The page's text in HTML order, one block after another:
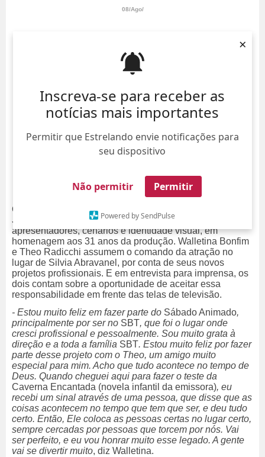
Inscreva-se para receber as
notícias mais importantes
Permitir que Estrelando envie notificações para
seu dispositivo
Não permitir Permitir
Powered by SendPulse
×
08/Ago/
O programa Sábado Animado
SBT
, inicia uma nova fase com mudanças nos
apresentadores, cenários e identidade visual, em
homenagem aos 31 anos da produção. Walletina Bonfim
e Theo Radicchi assumem o comando da atração no
lugar de Silvia Abravanel, por conta de seus novos
projetos profissionais. E em entrevista para imprensa, os
dois contam sobre a oportunidade de aceitar essa
responsabilidade em frente das telas de televisão.
- Estou muito feliz em fazer parte do Sábado Animado,
principalmente por ser no SBT, que foi o lugar onde
cresci profissional e pessoalmente. Sou muito grata à
direção e a toda a família SBT. Estou muito feliz por fazer
parte desse projeto com o Theo, um amigo muito
especial para mim. Acho que tudo acontece no tempo de
Deus. Quando cheguei aqui para fazer o teste da
Caverna Encantada (novela infantil da emissora), eu
recebi um sinal através de uma pessoa, que disse que as
coisas acontecem no tempo que tem que ser, e deu tudo
certo. Então, Ele coloca as pessoas certas no lugar certo,
sempre cercadas por pessoas que torcem por nós. Vai
ser perfeito, e eu vou honrar muito esse legado. A gente
vai se divertir muito, diz Walletina.